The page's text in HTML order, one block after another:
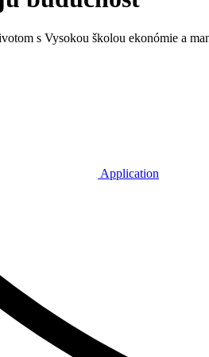
s Vysokou školou ekonómie a
Application